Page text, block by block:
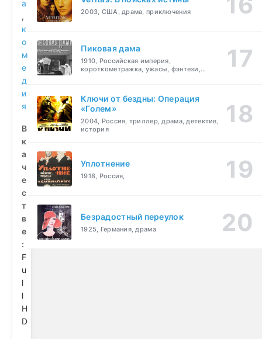
а
,
к
о
м
е
д
и
я
В
к
а
ч
е
с
т
в
е
:
F
u
l
l
H
D
2003, США, драма, приключения
Пиковая дама
1910, Российская империя,
короткометражка, ужасы, фэнтези,
Ключи от бездны: Операция
«Голем»
2004, Россия, триллер, драма, детектив,
история
Уплотнение
1918, Россия,
Безрадостный переулок
1925, Германия, драма